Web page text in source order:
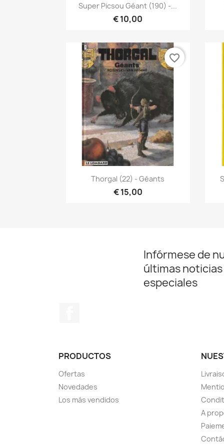
Vista rápida
Super Picsou Géant (190) -...
€ 10,00
Vista rápida
Thorgal (22) - Géants
€ 15,00
favorite_border
Infórmese de
últimas
especiales
PRODUCTOS
Ofertas
Novedades
Los más vendidos
A